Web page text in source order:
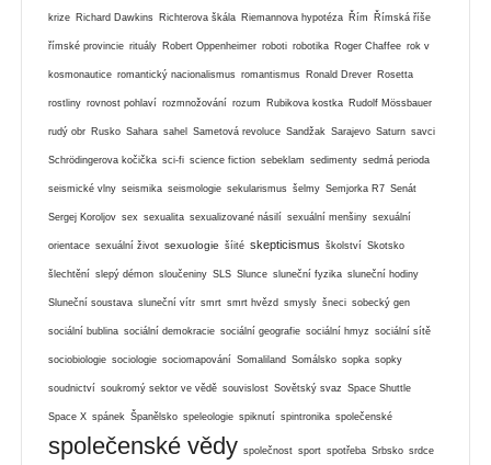
krize Richard Dawkins Richterova škála Riemannova hypotéza Řím Římská říše
římské provincie rituály Robert Oppenheimer roboti robotika Roger Chaffee rok v
kosmonautice romantický nacionalismus romantismus Ronald Drever Rosetta
rostliny rovnost pohlaví rozmnožování rozum Rubikova kostka Rudolf Mössbauer
rudý obr Rusko Sahara sahel Sametová revoluce Sandžak Sarajevo Saturn savci
Schrödingerova kočička sci-fi science fiction sebeklam sedimenty sedmá perioda
seismické vlny seismika seismologie sekularismus šelmy Semjorka R7 Senát
Sergej Koroljov sex sexualita sexualizované násilí sexuální menšiny sexuální
orientace sexuální život sexuologie šíité skepticismus školství Skotsko
šlechtění slepý démon sloučeniny SLS Slunce sluneční fyzika sluneční hodiny
Sluneční soustava sluneční vítr smrt smrt hvězd smysly šneci sobecký gen
sociální bublina sociální demokracie sociální geografie sociální hmyz sociální sítě
sociobiologie sociologie sociomapování Somaliland Somálsko sopka sopky
soudnictví soukromý sektor ve vědě souvislost Sovětský svaz Space Shuttle
Space X spánek Španělsko speleologie spiknutí spintronika společenské
společenské vědy společnost sport spotřeba Srbsko srdce